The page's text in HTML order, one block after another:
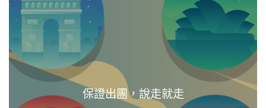
保證出團，說走就走